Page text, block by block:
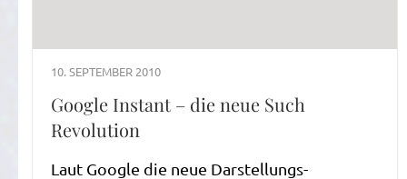
10. SEPTEMBER 2010
Google Instant – die neue Such
Revolution
Laut Google die neue Darstellungs-